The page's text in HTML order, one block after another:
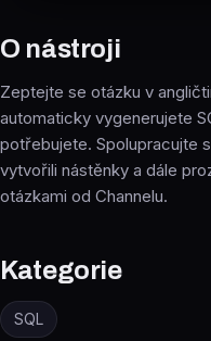
O nástroji
Zeptejte se otázku v
automaticky vygenerujete
potřebujete. Spolupracujte
vytvořili nástěnky a dále
otázkami od Channelu.
Kategorie
SQL